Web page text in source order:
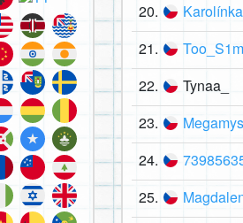
20.
21.
22. Tynaa_
23.
24.
25.